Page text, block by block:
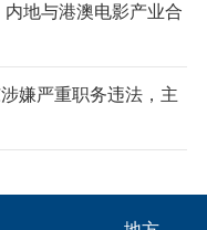
内地与港澳电影产业合
嫌严重职务违法，主